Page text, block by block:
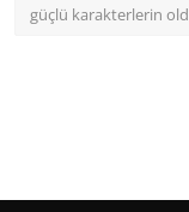
güçlü karakterlerin